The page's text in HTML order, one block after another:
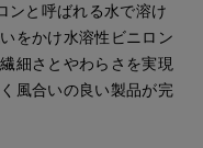
ンと呼ばれる水で溶け
をかけ水溶性ビニロン
細さとやわらさを実現
風合いの良い製品が完